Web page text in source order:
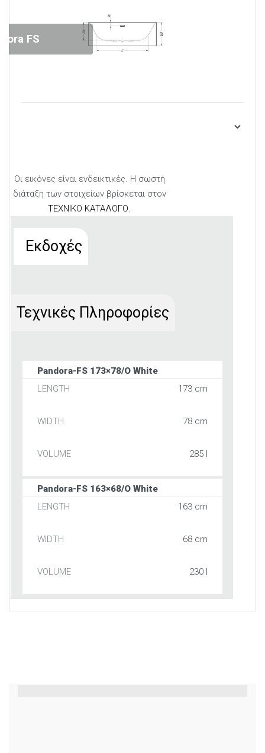
FS
Οι εικόνες είναι ενδεικτικές. Η σωστή
διάταξη των στοιχείων βρίσκεται στον
ΤΕΧΝΙΚΟ ΚΑΤΑΛΟΓΟ.
Εκδοχές
Τεχνικές Πληροφορίες
Pandora-FS 173×78/O White
173 cm
78 cm
285 l
Pandora-FS 163×68/O White
163 cm
68 cm
230 l